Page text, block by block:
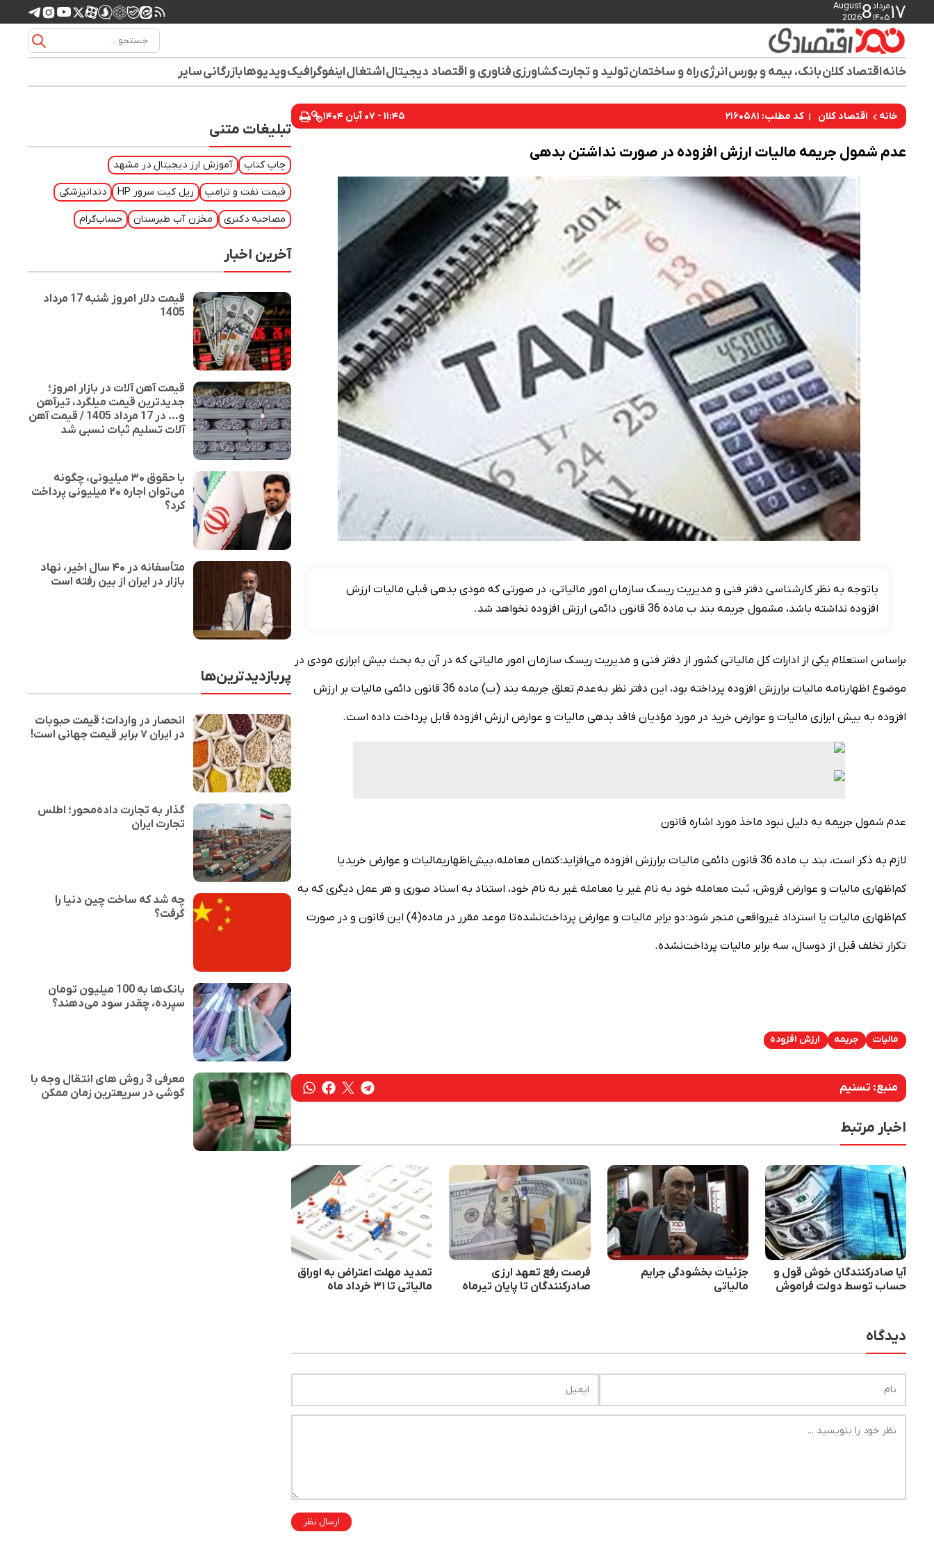
۱۷مرداد
۱۴۰۵8
August
2026
خانهاقتصاد کلانبانک، بیمه و بورسانرژیراه و ساختمانتولید و تجارتکشاورزیفناوری و اقتصاد دیجیتالاشتغالاینفوگرافیکویدیوهابازرگانیسایر
خانه اقتصاد کلان کد مطلب: ۲۱۶۰۵۸۱ ۱۱:۴۵ - ۰۷ آبان ۱۴۰۴
عدم شمول جریمه مالیات ارزش افزوده در صورت نداشتن بدهی
باتوجه به نظر کارشناسی دفتر فنی و مدیریت ریسک سازمان امور مالیاتی، در صورتی که مودی بدهی قبلی مالیات ارزش
افزوده نداشته باشد، مشمول جریمه بند ب ماده 36 قانون دائمی ارزش افزوده نخواهد شد.
براساس استعلام یکی از ادارات کل مالیاتی کشور از دفتر فنی و مدیریت ریسک سازمان امور مالیاتی که در آن به بحث بیش ابرازی مودی در
موضوع اظهارنامه مالیات برارزش افزوده پرداخته بود، این دفتر نظر به عدم تعلق جریمه بند (ب) ماده 36 قانون دائمی مالیات بر ارزش
افزوده به بیش ابرازی مالیات و عوارض خرید در مورد مؤدیان فاقد بدهی مالیات و عوارض ارزش افزوده قابل پرداخت داده است.
عدم شمول جریمه به دلیل نبود ماخذ مورد اشاره قانون
لازم به ذکر است، بند ب ماده 36 قانون دائمی مالیات برارزش افزوده می‌افزاید: کتمان معامله، بیش‌اظهاریمالیات و عوارض خرید یا
کم‌اظهاری مالیات و عوارض فروش، ثبت معامله خود به نام غیر یا معامله غیر به نام خود، استناد به اسناد صوری و هر عمل دیگری که به
کم‌اظهاری مالیات یا استرداد غیرواقعی منجر شود: دو برابر مالیات و عوارض پرداخت‌نشده تا موعد مقرر در ماده‌(4) این قانون و در صورت
تکرار تخلف قبل از دوسال، سه برابر مالیات پرداخت‌نشده.
مالیات جریمه ارزش افزوده
منبع: تسنیم
اخبار مرتبط
آیا صادرکنندگان خوش قول و
حساب توسط دولت فراموش
جزئیات بخشودگی جرایم
مالیاتی
فرصت رفع تعهد ارزی
صادرکنندگان تا پایان تیرماه
تمدید مهلت اعتراض به اوراق
مالیاتی تا ۳۱ خرداد ماه
دیدگاه
ارسال نظر
تبلیغات متنی
چاپ کتاب آموزش ارز دیجیتال در مشهد
قیمت نفت و ترامپ ریل کیت سرور HP دندانپزشکی
مصاحبه دکتری مخزن آب طبرستان حساب‌گرام
آخرین اخبار
قیمت دلار امروز شنبه 17 مرداد
1405
قیمت آهن آلات در بازار امروز؛
جدیدترین قیمت میلگرد، تیرآهن
و... در 17 مرداد 1405 / قیمت آهن
آلات تسلیم ثبات نسبی شد
با حقوق ۳۰ میلیونی، چگونه
می‌توان اجاره‌ ۲۰ میلیونی پرداخت
کرد؟
متأسفانه در ۴۰ سال اخیر، نهاد
بازار در ایران از بین رفته است
پربازدیدترین‌ها
انحصار در واردات؛ قیمت حبوبات
در ایران ۷ برابر قیمت جهانی است!
گذار به تجارت داده‌محور؛ اطلس
تجارت ایران
چه شد که ساخت چین دنیا را
گرفت؟
بانک‌ها به 100 میلیون تومان
سپرده، چقدر سود می‌دهند؟
معرفی 3 روش های انتقال وجه با
گوشی در سریعترین زمان ممکن